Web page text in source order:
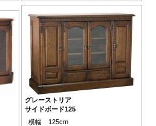
グレーストリア
サイドボード125
横幅 125cm